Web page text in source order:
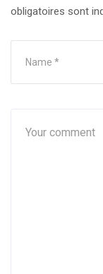
obligatoires sont